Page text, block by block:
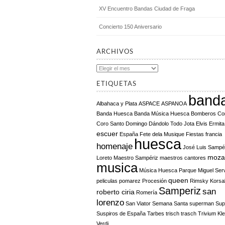
XV Encuentro Bandas Ciudad de Fraga
Concierto 150 Aniversario
ARCHIVOS
Archivos
ETIQUETAS
Albahaca y Plata ASPACE ASPANOA
Banda Huesca Banda Música Huesca Bomberos
Coro Santo Domingo Dándolo Todo Jota Elvis Ermita
escuer España Fete dela Musique Fiestas francia
homenaje huesca José Luis
Loreto Maestro Sampériz maestros cantores
musica Música Huesca Parque Miguel
peliculas pomarez Procesión queen Rimsky
roberto ciria Romería Samperiz san
lorenzo San Viator Semana Santa superman
Suspiros de España Tarbes trisch trasch Trivium
Verdi